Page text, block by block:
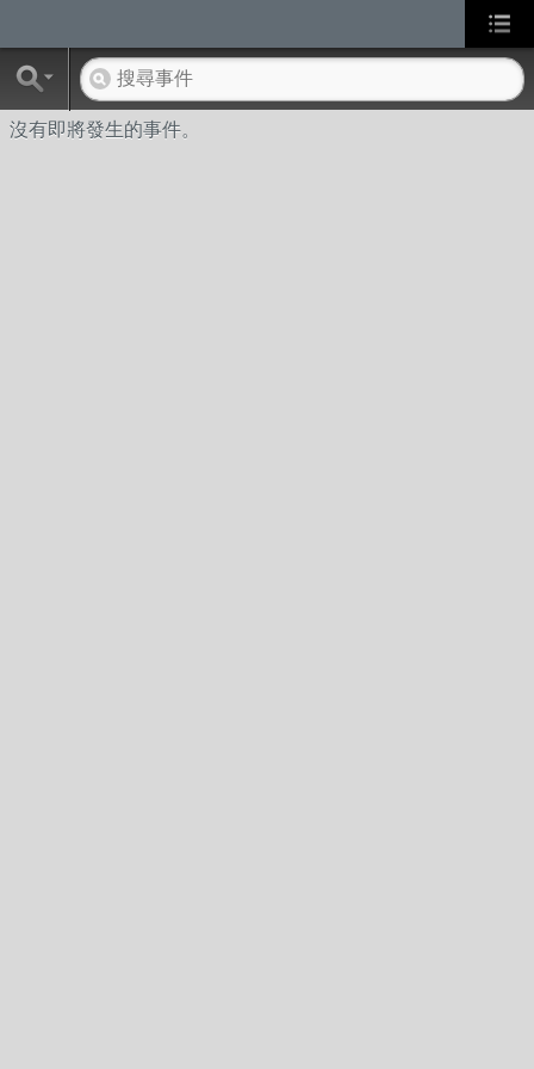
沒有即將發生的事件。